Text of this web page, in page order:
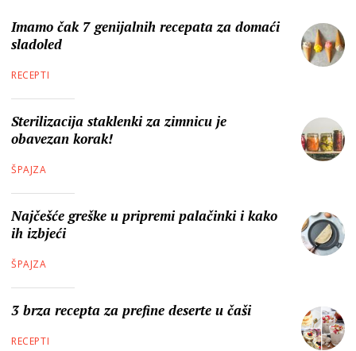
Imamo čak 7 genijalnih recepata za domaći
sladoled
RECEPTI
Sterilizacija staklenki za zimnicu je
obavezan korak!
ŠPAJZA
Najčešće greške u pripremi palačinki i kako
ih izbjeći
ŠPAJZA
3 brza recepta za prefine deserte u čaši
RECEPTI